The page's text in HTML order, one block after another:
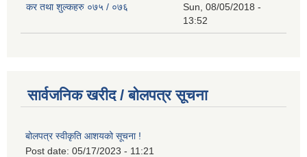
कर तथा शुल्कहरु ०७५ / ०७६
Sun, 08/05/2018 -
13:52
सार्वजनिक खरीद / बोलपत्र सूचना
बोलपत्र स्वीकृति आशयको सूचना !
Post date: 05/17/2023 - 11:21